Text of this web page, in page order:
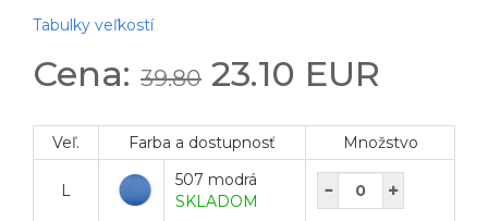
Tabulky veľkostí
Cena: 39.80 23.10 EUR
Veľ. Farba a dostupnosť Množstvo
L
507 modrá
SKLADOM